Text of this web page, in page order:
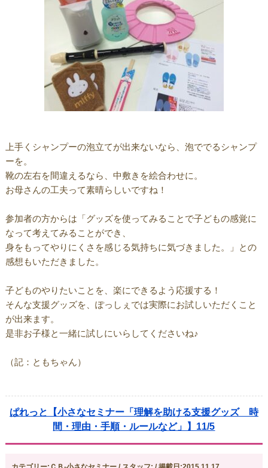
上手くシャンプーの泡立てが出来ないなら、泡ででるシャンプ
ーを。
靴の左右を間違えるなら、中敷きを絵合わせに。
お母さんの工夫って素晴らしいですね！
参加者の方からは「グッズを使ってみることで子どもの感覚に
なって考えてみることができ、
身をもってやりにくさを感じる気持ちに気づきました。」との
感想もいただきました。
子どものやりたいことを、楽にできるよう応援する！
そんな支援グッズを、ぽっしぇでは実際にお試しいただくこと
が出来ます。
是非お子様と一緒に試しにいらしてくださいね♪
（記：ともちゃん）
ぱれっと【小さなセミナー「理解を助ける支援グッズ 時
間・理由・手順・ルールなど」】11/5